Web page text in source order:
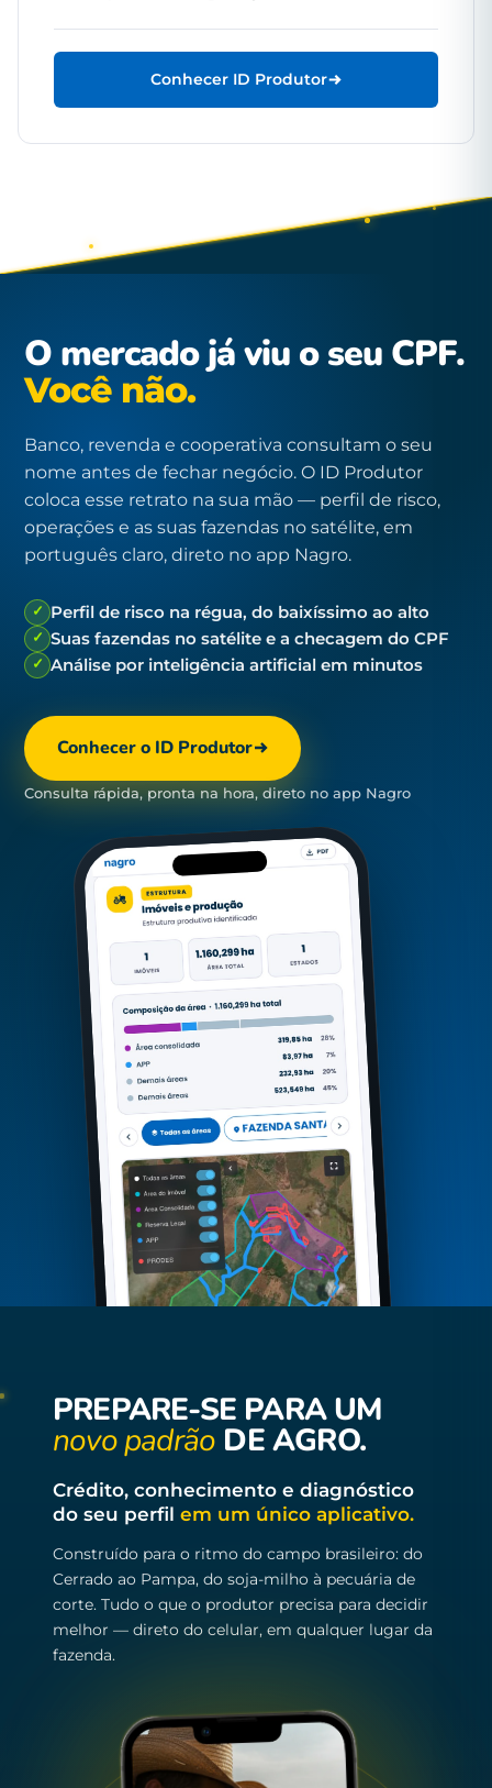
Conhecer ID Produtor
O mercado já viu o seu CPF.
Você não.
Banco, revenda e cooperativa consultam o seu
nome antes de fechar negócio. O ID Produtor
coloca esse retrato na sua mão — perfil de risco,
operações e as suas fazendas no satélite, em
português claro, direto no app Nagro.
✓ Perfil de risco na régua, do baixíssimo ao alto
✓ Suas fazendas no satélite e a checagem do CPF
✓ Análise por inteligência artificial em minutos
Conhecer o ID Produtor
Consulta rápida, pronta na hora, direto no app Nagro
PREPARE-SE PARA UM
novo padrão DE AGRO.
Crédito, conhecimento e diagnóstico
do seu perfil em um único aplicativo.
Construído para o ritmo do campo brasileiro: do
Cerrado ao Pampa, do soja-milho à pecuária de
corte. Tudo o que o produtor precisa para decidir
melhor — direto do celular, em qualquer lugar da
fazenda.